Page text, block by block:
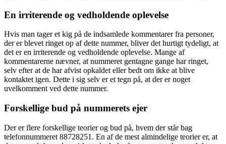
En irriterende og vedholdende oplevelse
Hvis man tager et kig på de indsamlede kommentarer fra personer,
der er blevet ringet op af dette nummer, bliver det hurtigt tydeligt, at
det er en irriterende og vedholdende oplevelse. Mange af
kommentarerne nævner, at nummeret gentagne gange har ringet,
selv efter at de har afvist opkaldet eller bedt om ikke at blive
kontaktet igen. Dette i sig selv er et tegn på, at der er noget
uvelkomment ved dette nummer.
Forskellige bud på nummerets ejer
Der er flere forskellige teorier og bud på, hvem der står bag
telefonnummeret 88728251. En af de mest almindelige teorier er, at